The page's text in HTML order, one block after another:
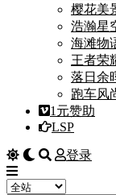
樱花美
浩瀚星
海滩物
王者荣
落日余
跑车风
1元赞助
LSP
登录